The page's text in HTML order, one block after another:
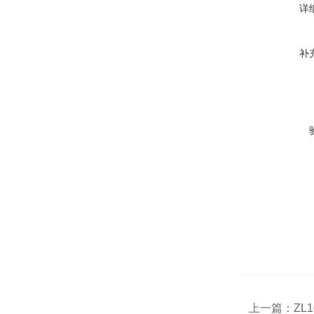
详
补
上一篇：